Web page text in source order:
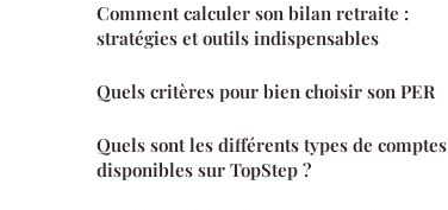
Comment calculer son bilan retraite :
stratégies et outils indispensables
Quels critères pour bien choisir son PER
Quels sont les différents types de comptes
disponibles sur TopStep ?